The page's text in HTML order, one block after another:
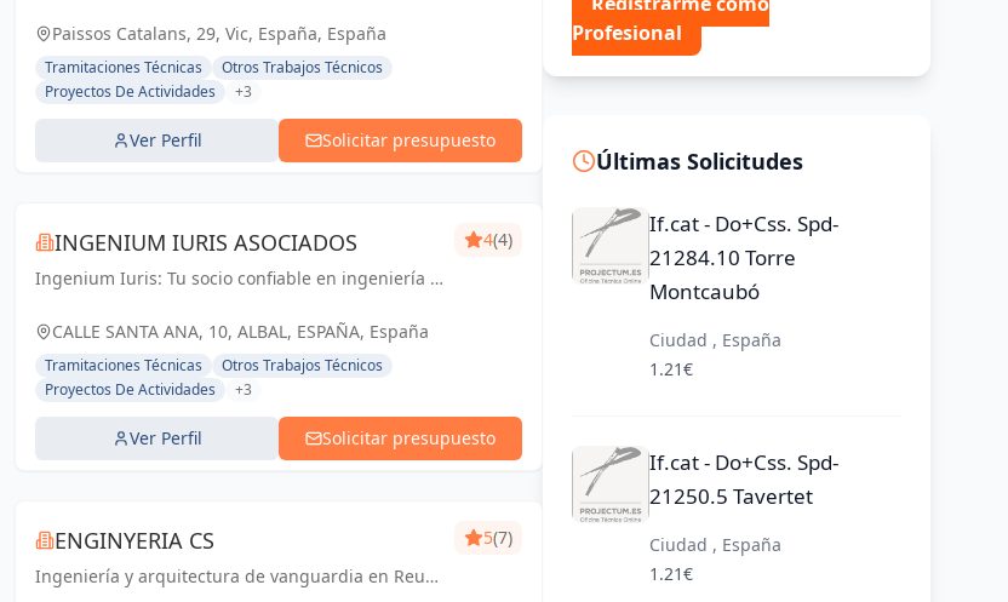
Paissos Catalans, 29, Vic, España, España
Tramitaciones Técnicas
Otros Trabajos Técnicos
Proyectos De Actividades
+3
Ver Perfil Solicitar presupuesto
INGENIUM IURIS ASOCIADOS
Ingenium Iuris: Tu socio confiable en ingeniería y
profesionales para proyectos exitosos.
4(4)
CALLE SANTA ANA, 10, ALBAL, ESPAÑA, España
Tramitaciones Técnicas
Otros Trabajos Técnicos
Proyectos De Actividades
+3
Ver Perfil Solicitar presupuesto
ENGINYERIA CS
Ingeniería y arquitectura de vanguardia en Reus,
5(7)
Profesional
Últimas Solicitudes
If.cat - Do+Css. Spd-
21284.10 Torre
Montcaubó
Ciudad , España
1.21€
If.cat - Do+Css. Spd-
21250.5 Tavertet
Ciudad , España
1.21€